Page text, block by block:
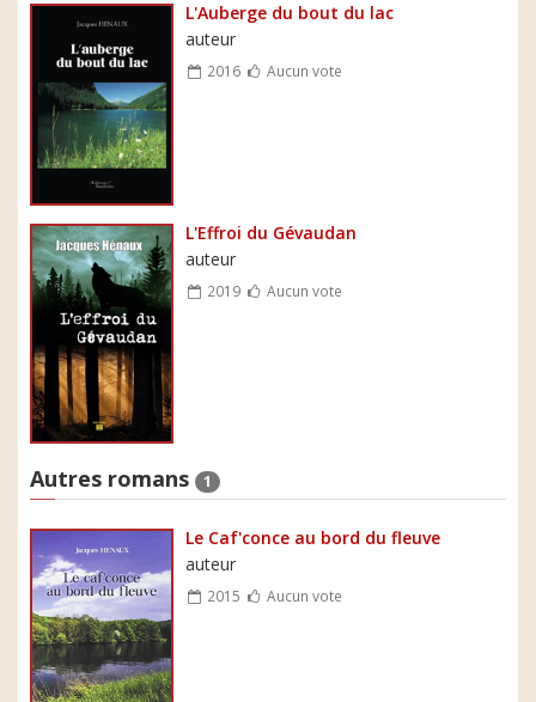
L'Auberge du bout du lac
auteur
2016 Aucun vote
L'Effroi du Gévaudan
auteur
2019 Aucun vote
Autres romans 1
Le Caf'conce au bord du fleuve
auteur
2015 Aucun vote